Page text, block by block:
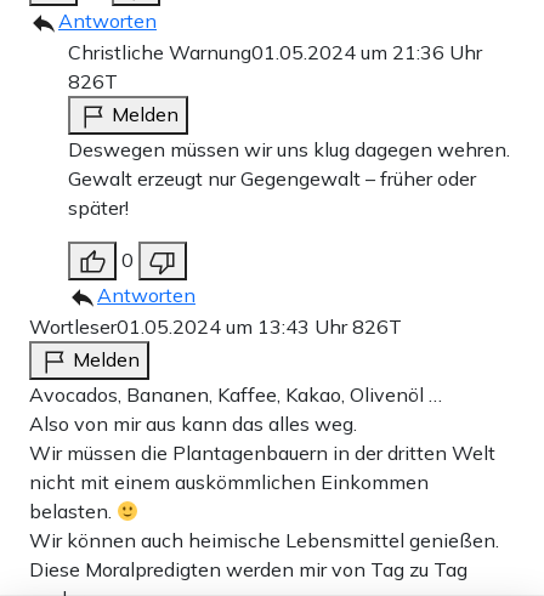
Antworten
Christliche Warnung01.05.2024 um 21:36 Uhr
826T
Melden
Deswegen müssen wir uns klug dagegen wehren.
Gewalt erzeugt nur Gegengewalt – früher oder
später!
0
Antworten
Wortleser01.05.2024 um 13:43 Uhr826T
Melden
Avocados, Bananen, Kaffee, Kakao, Olivenöl …
Also von mir aus kann das alles weg.
Wir müssen die Plantagenbauern in der dritten Welt
nicht mit einem auskömmlichen Einkommen
belasten.
Wir können auch heimische Lebensmittel genießen.
Diese Moralpredigten werden mir von Tag zu Tag